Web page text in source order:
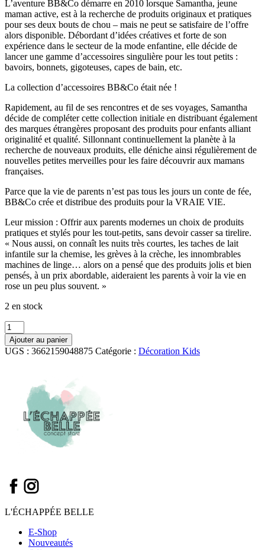
L’aventure BB&Co démarre en 2010 lorsque Samantha, jeune
maman active, est à la recherche de produits originaux et pratiques
pour ses deux bouts de chou – mais ne peut se satisfaire de l’offre
alors disponible. Débordant d’idées créatives et forte de son
expérience dans le secteur de la mode enfantine, elle décide de
lancer une gamme d’accessoires singulière pour les tout petits :
bavoirs, bonnets, gigoteuses, capes de bain, etc.
La collection d’accessoires BB&Co était née !
Rapidement, au fil de ses rencontres et de ses voyages, Samantha
décide de compléter cette collection initiale en distribuant également
des marques étrangères proposant des produits pour enfants alliant
originalité et qualité. Sillonnant continuellement la planète à la
recherche de nouveaux produits, elle déniche ainsi régulièrement de
nouvelles petites merveilles pour les faire découvrir aux mamans
françaises.
Parce que la vie de parents n’est pas tous les jours un conte de fée,
BB&Co crée et distribue des produits pour la VRAIE VIE.
Leur mission : Offrir aux parents modernes un choix de produits
pratiques et stylés pour les tout-petits, sans devoir casser sa tirelire.
« Nous aussi, on connaît les nuits très courtes, les taches de lait
infantile sur la chemise, les grèves à la crèche, les innombrables
machines de linge… alors on a pensé que des produits jolis et bien
pensés, à un prix abordable, aideraient les parents à voir la vie en
rose un peu plus souvent. »
2 en stock
quantité
de
Guirlande
de
Collection
enchantée
Ajouter au panier
UGS : 3662159048875 Catégorie : Décoration Kids
L'ÉCHAPPÉE BELLE
E-Shop
Nouveautés